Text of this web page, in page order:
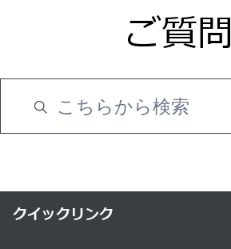
ご質問
クイックリンク